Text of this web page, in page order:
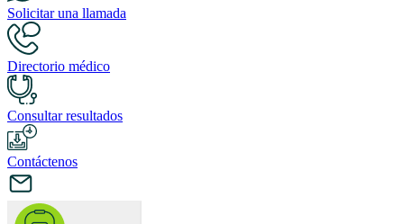
Solicitar una llamada
Directorio médico
Consultar resultados
Contáctenos